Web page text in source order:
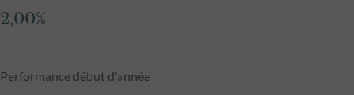
2,00%
Performance début d'année